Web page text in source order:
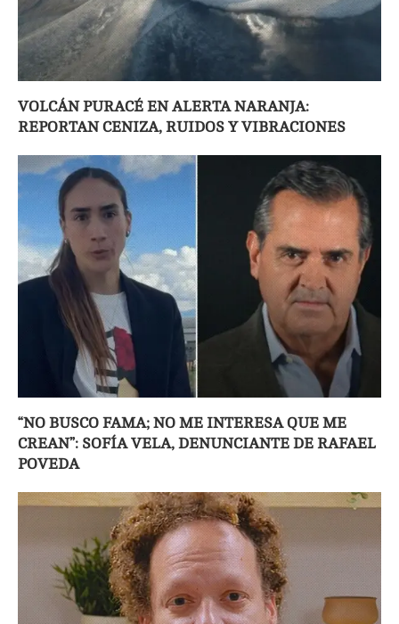
VOLCÁN PURACÉ EN ALERTA NARANJA:
REPORTAN CENIZA, RUIDOS Y VIBRACIONES
“NO BUSCO FAMA; NO ME INTERESA QUE ME
CREAN”: SOFÍA VELA, DENUNCIANTE DE RAFAEL
POVEDA